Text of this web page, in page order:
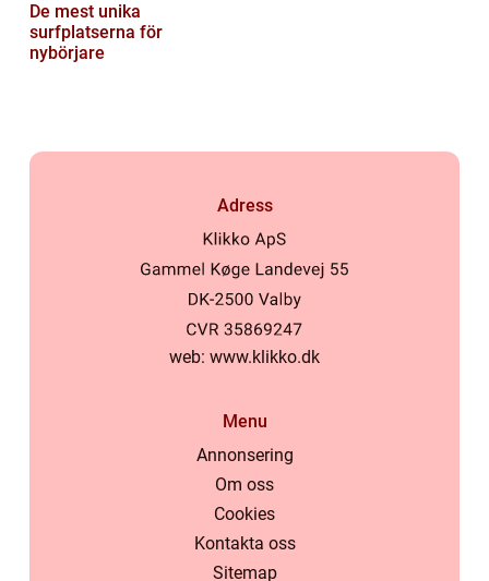
De mest unika
surfplatserna för
nybörjare
Adress
web: www.klikko.dk
Menu
Annonsering
Om oss
Cookies
Kontakta oss
Sitemap